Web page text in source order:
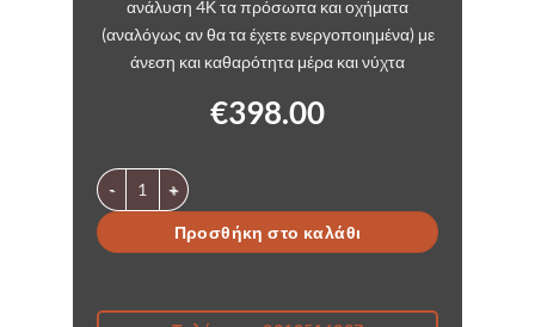
ανάλυση 4Κ τα πρόσωπα και οχήματα
(αναλόγως αν θα τα έχετε ενεργοποιημένα) με
άνεση και καθαρότητα μέρα και νύχτα
€398.00
Σετ καταγραφικού με 4 κάμερες POE 8 καναλιών 4Κ
Προσθήκη στο καλάθι